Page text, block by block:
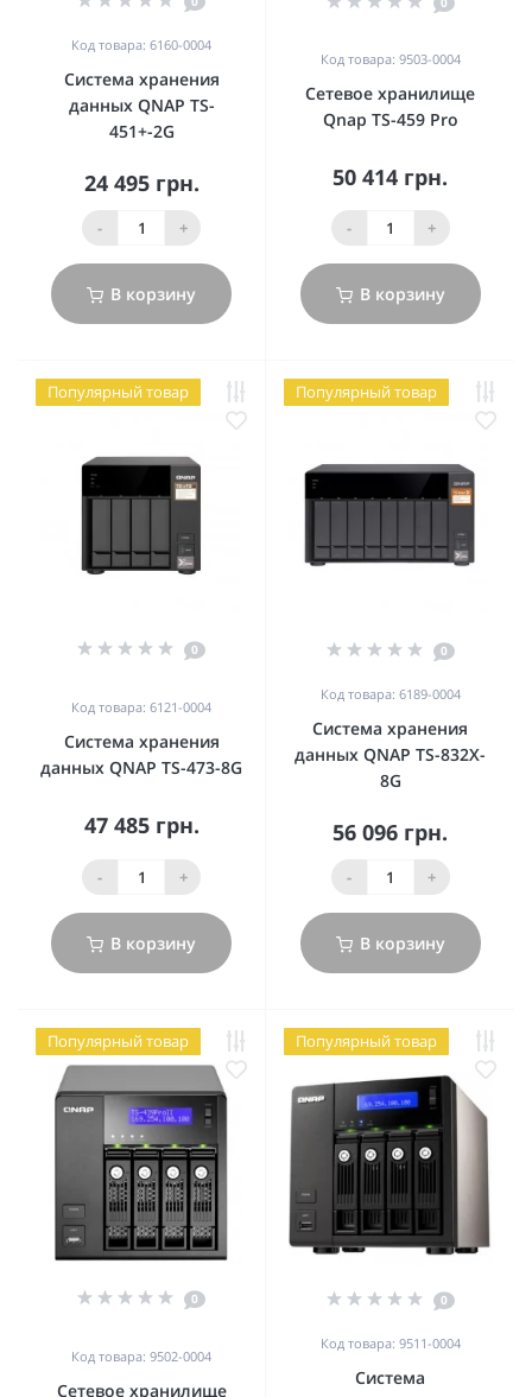
Код товара: 6160-0004
Система хранения
данных QNAP TS-
451+-2G
24 495 грн.
- +
В корзину
Код товара: 9503-0004
Сетевое хранилище
Qnap TS-459 Pro
50 414 грн.
- +
В корзину
Популярный товар
0
Код товара: 6121-0004
Система хранения
данных QNAP TS-473-8G
47 485 грн.
- +
В корзину
Популярный товар
0
Код товара: 6189-0004
Система хранения
данных QNAP TS-832X-
8G
56 096 грн.
- +
В корзину
Популярный товар
0
Код товара: 9502-0004
Сетевое хранилище
Популярный товар
0
Код товара: 9511-0004
Система